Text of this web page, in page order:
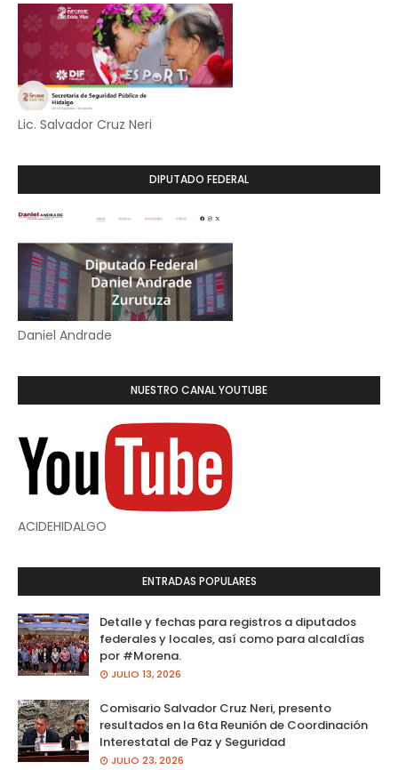
Lic. Salvador Cruz Neri
DIPUTADO FEDERAL
Daniel Andrade
NUESTRO CANAL YOUTUBE
ACIDEHIDALGO
ENTRADAS POPULARES
Detalle y fechas para registros a diputados
federales y locales, así como para alcaldías
por #Morena.
JULIO 13, 2026
Comisario Salvador Cruz Neri, presento
resultados en la 6ta Reunión de Coordinación
Interestatal de Paz y Seguridad
JULIO 23, 2026